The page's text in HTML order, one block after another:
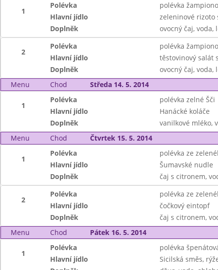
1
Polévka
polévka
Hlavní jídlo
zeleninové rizoto
Doplněk
ovocný čaj, voda,
2
Polévka
polévka
Hlavní jídlo
těstovinový salát
Doplněk
ovocný čaj, voda,
Menu
Chod Středa 14. 5. 2014
1
Polévka
polévka zelné Šči
Hlavní jídlo
Hanácké koláče
Doplněk
vanilkové mléko,
Menu
Chod Čtvrtek 15. 5. 2014
1
Polévka
polévka ze
Hlavní jídlo
Šumavské nudle
Doplněk
čaj s citronem,
2
Polévka
polévka ze
Hlavní jídlo
čočkový eintopf
Doplněk
čaj s citronem,
Menu
Chod Pátek 16. 5. 2014
1
Polévka
polévka
Hlavní jídlo
Sicilská směs,